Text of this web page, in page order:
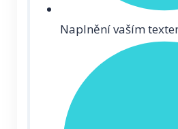
Naplnění vaším